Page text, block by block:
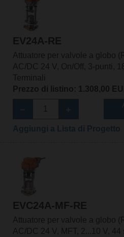
EV24A-RE
Attuatore per valvole a globo
AC/DC 24 V, On/Off, 3-punti,
Terminali
Prezzo di listino: 1.308,00
EVC24A-MF-RE
Attuatore per valvole a globo
AC/DC 24 V, MFT, 2...10 V, 44